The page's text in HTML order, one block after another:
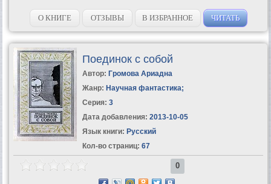
О КНИГЕ ОТЗЫВЫ В ИЗБРАННОЕ ЧИТАТЬ
Поединок с собой
Автор: Громова Ариадна
Жанр: Научная фантастика;
Серия: 3
Дата добавления: 2013-10-05
Язык книги: Русский
Кол-во страниц: 67
0